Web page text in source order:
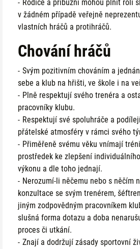
Rodiče a příbuzní mohou plnit roli
v žádném případě veřejně
vlastních hráčů a protihráčů.
Chování hráčů
Svým pozitivním chováním a
sebe a klub na hřišti, ve škole i na
Plně respektují svého trenéra a
pracovníky klubu.
Respektují své spoluhráče a
přátelské atmosféry v rámci svého
Přiměřeně svému věku vnímají
prostředek ke zlepšení
výkonu a dle toho jednají.
Nerozumí-li něčemu nebo s něčím
konzultace se svým trenérem,
jiným zodpovědným pracovníkem
slušná forma dotazu a doba
proces či utkání.
Znají a dodržují zásady sportovní